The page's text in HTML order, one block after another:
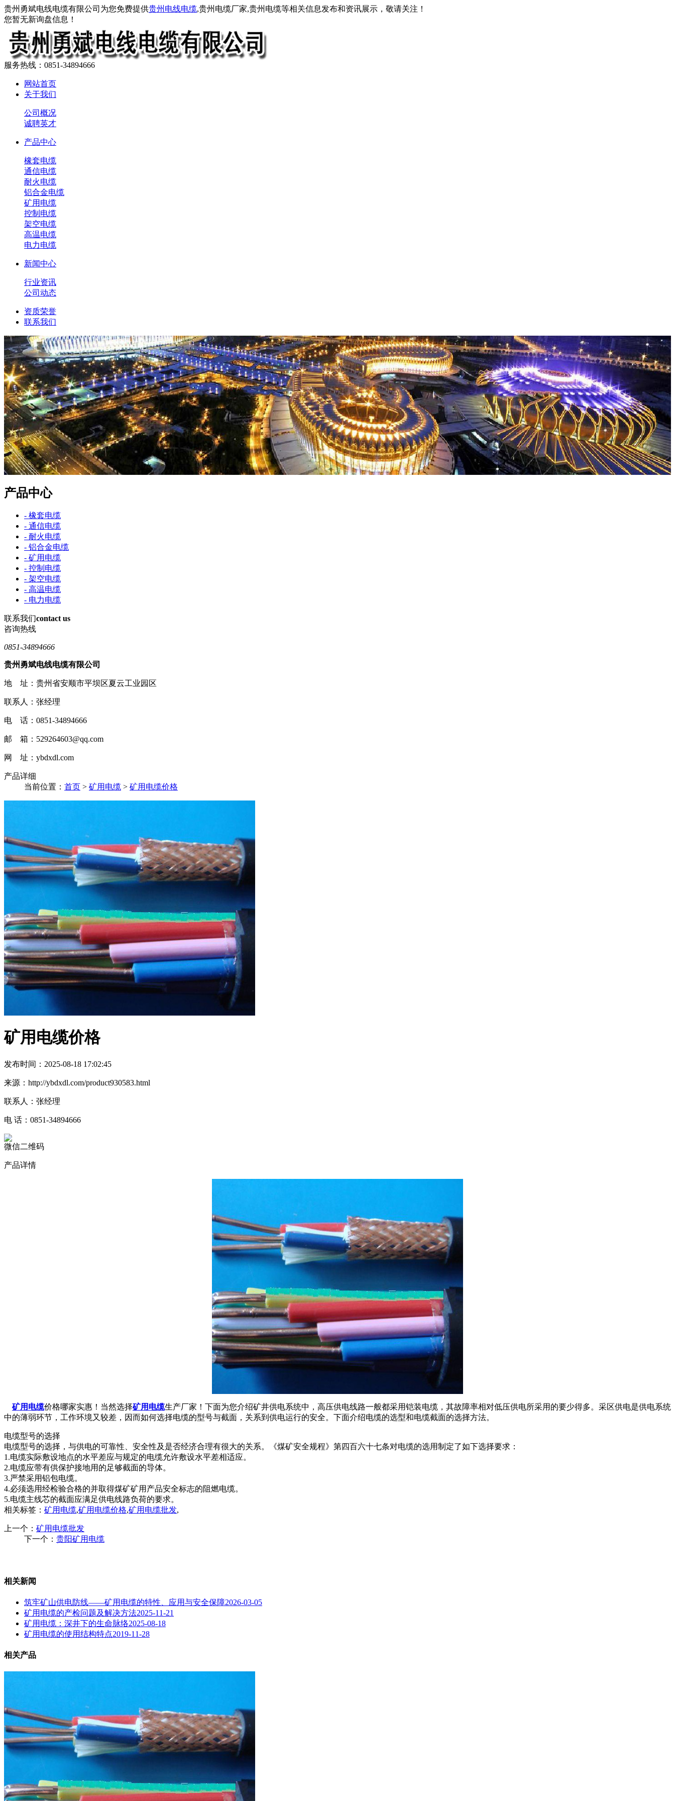
贵州勇斌电线电缆有限公司为您免费提供贵州电线电缆,贵州电缆厂家,贵州电缆等相关信息发布和资讯展示，敬请关注！
您暂无新询盘信息！
服务热线：0851-34894666
网站首页
关于我们
公司概况
诚聘英才
产品中心
橡套电缆
通信电缆
耐火电缆
铝合金电缆
矿用电缆
控制电缆
架空电缆
高温电缆
电力电缆
新闻中心
行业资讯
公司动态
资质荣誉
联系我们
产品中心
- 橡套电缆
- 通信电缆
- 耐火电缆
- 铝合金电缆
- 矿用电缆
- 控制电缆
- 架空电缆
- 高温电缆
- 电力电缆
联系我们contact us
咨询热线
0851-34894666
贵州勇斌电线电缆有限公司
地 址：贵州省安顺市平坝区夏云工业园区
联系人：张经理
电 话：0851-34894666
邮 箱：529264603@qq.com
网 址：ybdxdl.com
产品详细
当前位置： 首页 > 矿用电缆 > 矿用电缆价格
矿用电缆价格
发布时间：2025-08-18 17:02:45
来源：http://ybdxdl.com/product930583.html
联系人：张经理
电 话：0851-34894666
微信二维码
产品详情
矿用电缆价格哪家实惠！当然选择矿用电缆生产厂家！下面为您介绍矿井供电系统中，高压供电线路一般都采用铠装电缆，其故障率相对低压供电所采用的要少得多。采区供电是供电系统
中的薄弱环节，工作环境又较差，因而如何选择电缆的型号与截面，关系到供电运行的安全。下面介绍电缆的选型和电缆截面的选择方法。
电缆型号的选择
电缆型号的选择，与供电的可靠性、安全性及是否经济合理有很大的关系。《煤矿安全规程》第四百六十七条对电缆的选用制定了如下选择要求：
1.电缆实际敷设地点的水平差应与规定的电缆允许敷设水平差相适应。
2.电缆应带有供保护接地用的足够截面的导体。
3.严禁采用铝包电缆。
4.必须选用经检验合格的并取得煤矿矿用产品安全标志的阻燃电缆。
5.电缆主线芯的截面应满足供电线路负荷的要求。
相关标签： 矿用电缆,矿用电缆价格,矿用电缆批发,
上一个： 矿用电缆批发
下一个： 贵阳矿用电缆
相关新闻
筑牢矿山供电防线——矿用电缆的特性、应用与安全保障2026-03-05
矿用电缆的产检问题及解决方法2025-11-21
矿用电缆：深井下的生命脉络2025-08-18
矿用电缆的使用结构特点2019-11-28
相关产品